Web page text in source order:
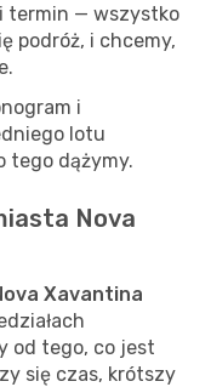
termin — wszystko
podróż, i chcemy,
i
lotu
tego dążymy.
Nova
Xavantina
od tego, co jest
się czas, krótszy